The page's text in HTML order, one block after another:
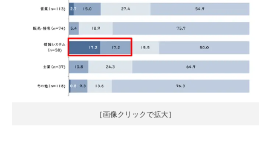
［画像クリックで拡大］